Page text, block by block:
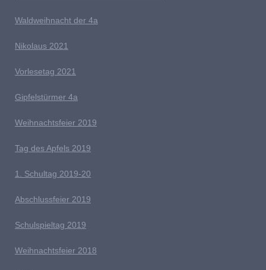
Waldweihnacht der 4a
Nikolaus 2021
Vorlesetag 2021
Gipfelstürmer 4a
Weihnachtsfeier 2019
Tag des Apfels 2019
1. Schultag 2019-20
Abschlussfeier 2019
Schulspieltag 2019
Weihnachtsfeier 2018